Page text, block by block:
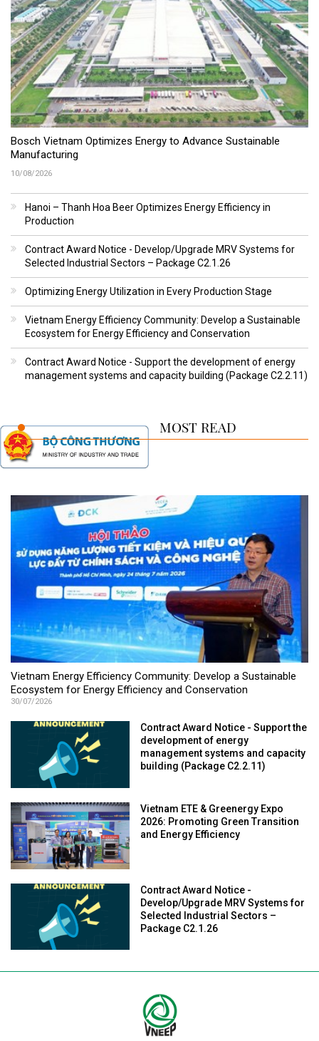
Bosch Vietnam Optimizes Energy to Advance Sustainable
Manufacturing
10/08/2026
Hanoi – Thanh Hoa Beer Optimizes Energy Efficiency in
Production
Contract Award Notice - Develop/Upgrade MRV Systems for
Selected Industrial Sectors – Package C2.1.26
Optimizing Energy Utilization in Every Production Stage
Vietnam Energy Efficiency Community: Develop a Sustainable
Ecosystem for Energy Efficiency and Conservation
Contract Award Notice - Support the development of energy
management systems and capacity building (Package C2.2.11)
MOST READ
Vietnam Energy Efficiency Community: Develop a Sustainable
Ecosystem for Energy Efficiency and Conservation
30/07/2026
Contract Award Notice - Support the
development of energy
management systems and capacity
building (Package C2.2.11)
Vietnam ETE & Greenergy Expo
2026: Promoting Green Transition
and Energy Efficiency
Contract Award Notice -
Develop/Upgrade MRV Systems for
Selected Industrial Sectors –
Package C2.1.26